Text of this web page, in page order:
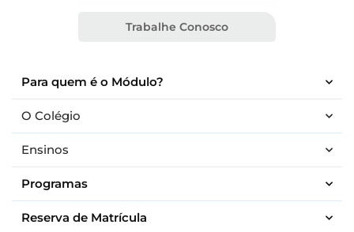
Para quem é o Módulo?
O Colégio
Ensinos
Programas
Reserva de Matrícula
Trabalhe Conosco